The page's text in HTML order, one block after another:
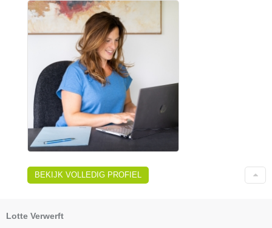
BEKIJK VOLLEDIG PROFIEL
Lotte Verwerft